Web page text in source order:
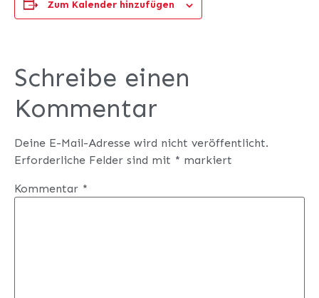
Zum Kalender hinzufügen
Schreibe einen
Kommentar
Deine E-Mail-Adresse wird nicht veröffentlicht.
Erforderliche Felder sind mit * markiert
Kommentar *